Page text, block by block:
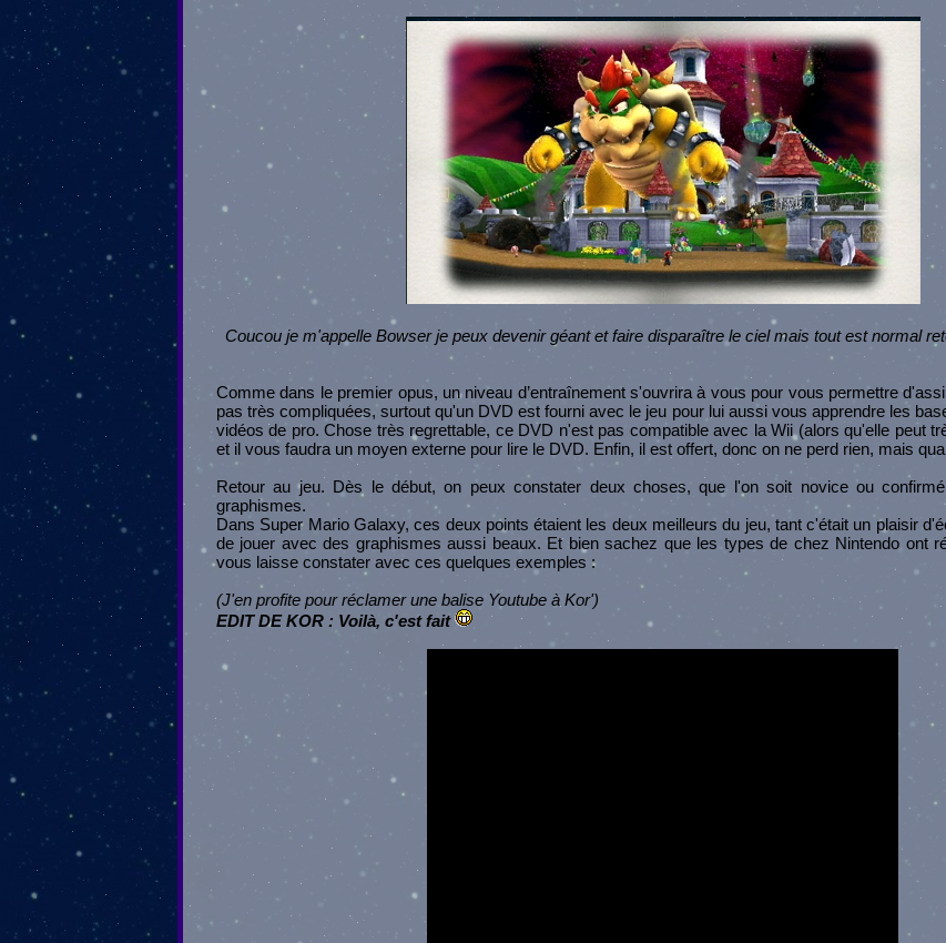
Coucou je m'appelle Bowser je peux devenir géant et faire disparaître le ciel mais tout est normal
Comme dans le premier opus, un niveau d’entraînement s'ouvrira à vous pour vous permettre
pas très compliquées, surtout qu'un DVD est fourni avec le jeu pour lui aussi vous apprendre les
vidéos de pro. Chose très regrettable, ce DVD n'est pas compatible avec la Wii (alors qu'elle peut
et il vous faudra un moyen externe pour lire le DVD. Enfin, il est offert, donc on ne perd rien, mais
Retour au jeu. Dès le début, on peux constater deux choses, que l'on soit novice ou
graphismes.
Dans Super Mario Galaxy, ces deux points étaient les deux meilleurs du jeu, tant c'était un plaisir
de jouer avec des graphismes aussi beaux. Et bien sachez que les types de chez Nintendo ont
vous laisse constater avec ces quelques exemples :
(J'en profite pour réclamer une balise Youtube à Kor')
EDIT DE KOR : Voilà, c'est fait